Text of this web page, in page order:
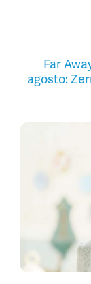
Far
agosto: